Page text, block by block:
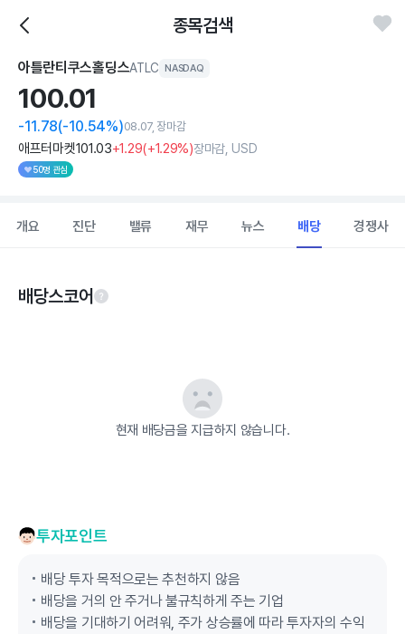
종목검색
아틀란티쿠스홀딩스ATLC NASDAQ
100.01
-11.78(-10.54%)08.07, 장마감
애프터마켓101.03+1.29(+1.29%)장마감, USD
50명 관심
개요 진단 밸류 재무 뉴스 배당 경쟁사
배당스코어
현재 배당금을 지급하지 않습니다.
투자포인트
배당 투자 목적으로는 추천하지 않음
배당을 거의 안 주거나 불규칙하게 주는 기업
배당을 기대하기 어려워, 주가 상승률에 따라 투자자의 수익